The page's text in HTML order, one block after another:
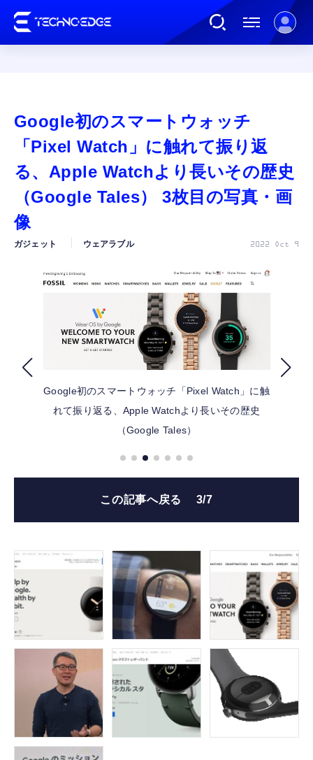
AI
ガジェット
公式ストア
FOLLOW US
Google初のスマートウォッチ
「Pixel Watch」に触れて振り返
る、Apple Watchより長いその歴史
（Google Tales） 3枚目の写真・画
像
ガジェット ウェアラブル 2022 Oct 9
Google初のスマートウォッチ「Pixel Watch」に触
れて振り返る、Apple Watchより長いその歴史
（Google Tales）
この記事へ戻る 3/7